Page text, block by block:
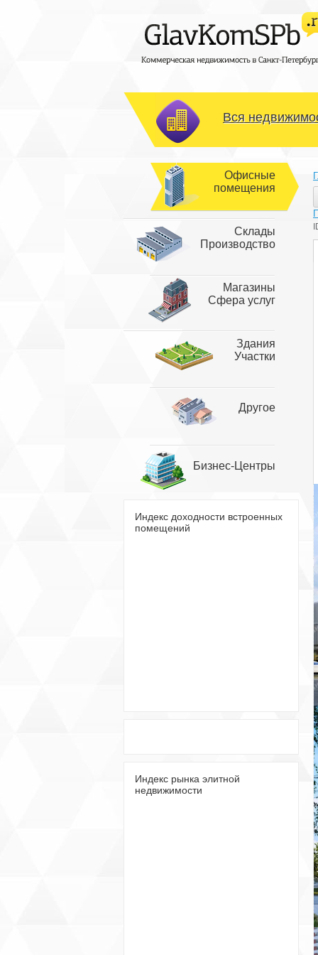
Вся
Офисные
помещения
Склады
Производство
Магазины
Сфера услуг
Здания
Участки
Другое
Бизнес-Центры
Индекс доходности встроенных
помещений
Индекс рынка элитной
недвижимости